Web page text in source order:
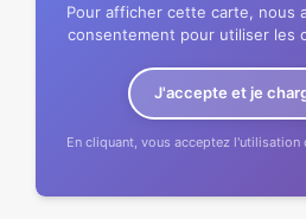
Pour afficher cette carte, nous
consentement pour utiliser les
J'accepte et je
En cliquant, vous acceptez